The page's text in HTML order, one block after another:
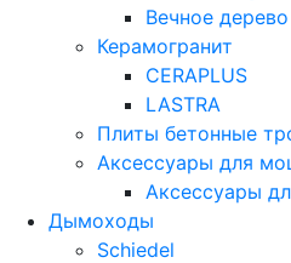
Вечное дерево
Керамогранит
CERAPLUS
LASTRA
Плиты бетонные
Аксессуары для
Аксессуары
Дымоходы
Schiedel